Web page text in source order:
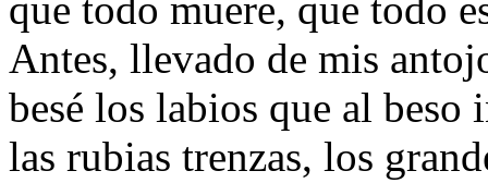
Antes, llevado de mis
besé los labios que al beso
las rubias trenzas, los